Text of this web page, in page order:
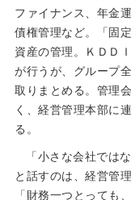
ファイナンス、年金
債権管理など。「固
資産の管理。ＫＤＤ
が行うが、グループ
取りまとめる。管理
く、経営管理本部に
る。
「小さな会社では
と話すのは、経営管
「財務一つとっても